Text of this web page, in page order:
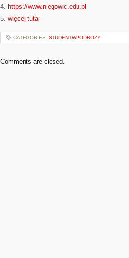
4. https://www.niegowic.edu.pl
5. więcej tutaj
CATEGORIES: STUDENTWPODROZY
Comments are closed.